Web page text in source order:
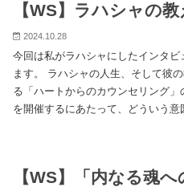
【WS】ラハシャの
2024.10.28
今回は私がラハシャにしたインタビ
ます。 ラハシャの人生、そして彼
る「ハートからのカウンセリング」
を開催するにあたって、どういう
【WS】「内なる魂